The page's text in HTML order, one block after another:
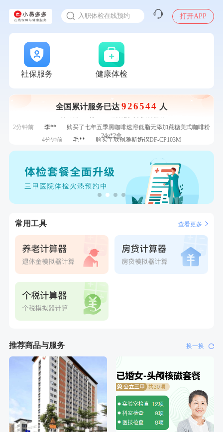
入职体检在线预约
打开APP
社保服务 健康体检
全国累计服务已达 926544 人
7分钟前 毛**
购买了汤臣倍健多维男士多种维生素矿物质片1.5g*60片*2
瓶
7分钟前 林**
成功预约糖尿病强化体检套餐
成功预约女性常规体检套餐
毛**
购买了汤臣倍健多维男士多种维生素矿物质片1.5g*60片*2瓶
刚刚
毛**
购买了汤臣倍健多维男士多种维生素矿物质片1.5g*60片*2瓶
成功预约了青年白领男套餐
2分钟前
肖**
成功预约了妇科套餐
2分钟前
李**
购买了七年五季黑咖啡速溶低脂无添加蔗糖美式咖啡粉
24g*2盒
4分钟前 毛**
购买了联创雅斯奶锅DF-CP103M
成功预约糖尿病强化体检套餐
6分钟前
林**
购买了小熊电烤箱 DKX-F10M6
7分钟前
毛**
购买了汤臣倍健多维男士多种维生素矿物质片1.5g*60片*2
瓶
成功预约糖尿病强化体检套餐
常用工具 查看更多
推荐商品与服务 换一换